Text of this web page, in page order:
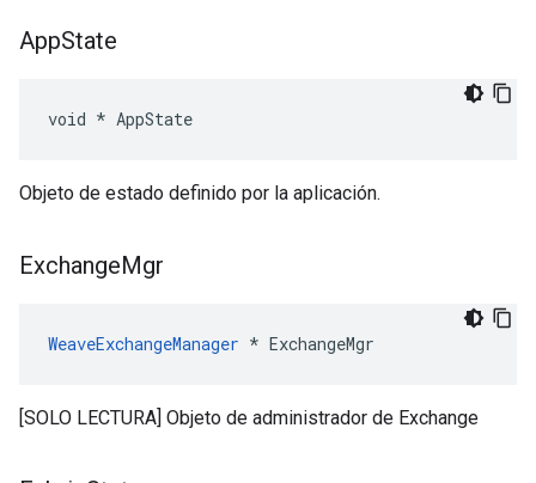
AppState
void * AppState
Objeto de estado definido por la aplicación.
ExchangeMgr
WeaveExchangeManager * ExchangeMgr
[SOLO LECTURA] Objeto de administrador de Exchange